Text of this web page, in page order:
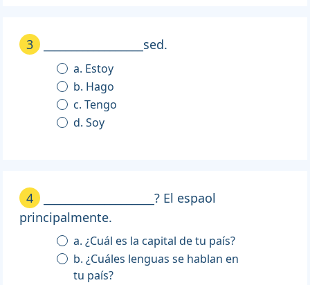
3 __________________sed.
a. Estoy
b. Hago
c. Tengo
d. Soy
4
____________________? El espaol
principalmente.
a. ¿Cuál es la capital de tu país?
b. ¿Cuáles lenguas se hablan en
tu país?